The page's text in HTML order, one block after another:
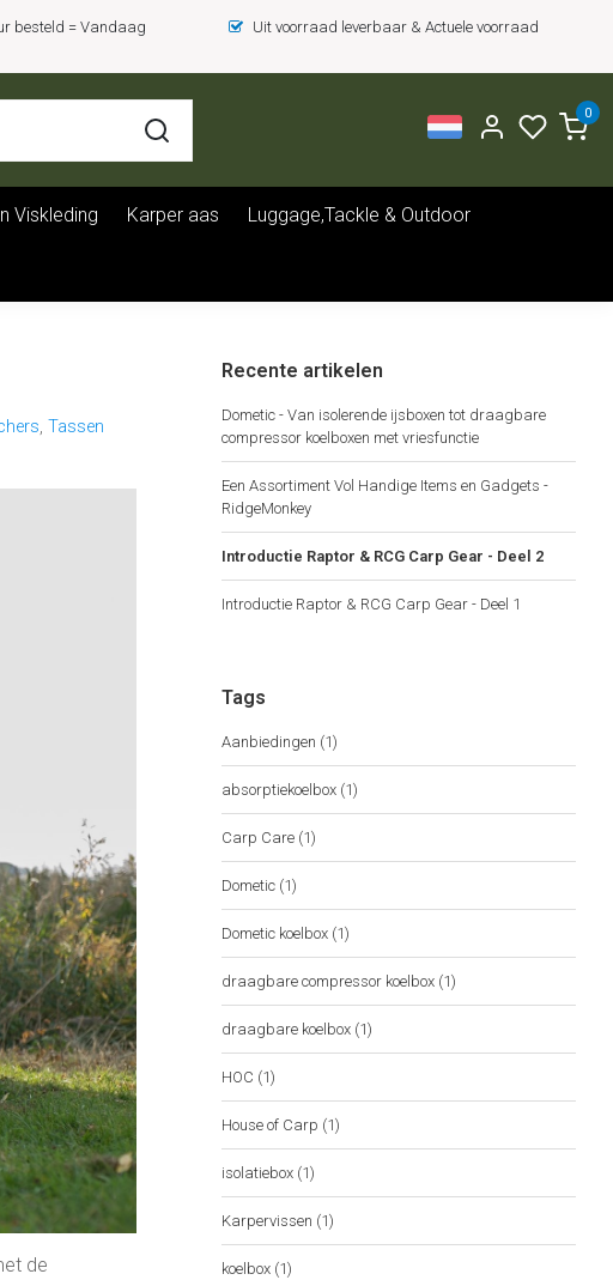
besteld = Vandaag
Uit voorraad leverbaar & Actuele voorraad
0
Viskleding Karper aas Luggage,Tackle & Outdoor
, Tassen
de
Recente artikelen
Dometic - Van isolerende ijsboxen tot draagbare
compressor koelboxen met vriesfunctie
Een Assortiment Vol Handige Items en Gadgets -
RidgeMonkey
Introductie Raptor & RCG Carp Gear - Deel 2
Introductie Raptor & RCG Carp Gear - Deel 1
Tags
Aanbiedingen (1)
absorptiekoelbox (1)
Carp Care (1)
Dometic (1)
Dometic koelbox (1)
draagbare compressor koelbox (1)
draagbare koelbox (1)
HOC (1)
House of Carp (1)
isolatiebox (1)
Karpervissen (1)
koelbox (1)